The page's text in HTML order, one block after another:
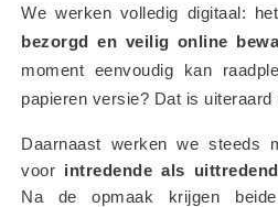
We werken volledig digitaal:
bezorgd en veilig online
moment eenvoudig kan
papieren versie? Dat is uiteraard
Daarnaast werken we steeds
voor intredende als
Na de opmaak krijgen